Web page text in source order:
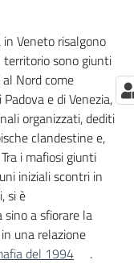
Veneto risalgono
territorio sono giunti
Nord come
e di Venezia,
organizzati, dediti
clandestine e,
i mafiosi giunti
iniziali scontri in
si è
a sfiorare la
una relazione
del 1994
.